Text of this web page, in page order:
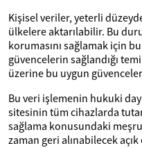
Kişisel veriler, yeterli
ülkelere aktarılabilir. Bu
korumasını sağlamak için
güvencelerin sağlandığı
üzerine bu uygun
Bu veri işlemenin hukuki
sitesinin tüm cihazlarda
sağlama konusundaki
zaman geri alınabilecek